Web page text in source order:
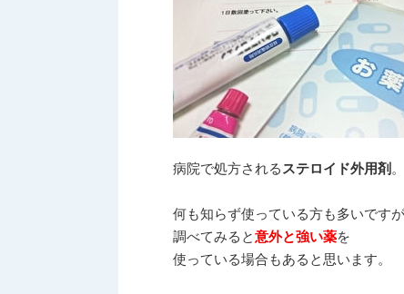
病院で処方される ステロイド外用剤 。
何も知らず使っている方も多いですが
調べてみると意外と強い薬を
使っている場合もあると思います。